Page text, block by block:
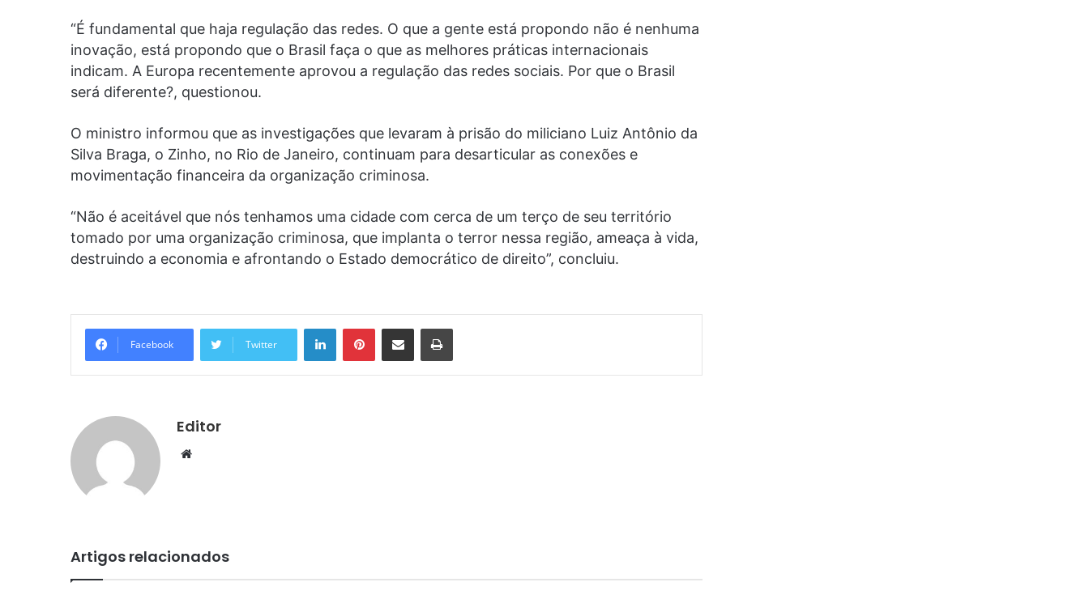
“É fundamental que haja regulação das redes. O que a gente está propondo não é nenhuma
inovação, está propondo que o Brasil faça o que as melhores práticas internacionais
indicam. A Europa recentemente aprovou a regulação das redes sociais. Por que o Brasil
será diferente?, questionou.
O ministro informou que as investigações que levaram à prisão do miliciano Luiz Antônio da
Silva Braga, o Zinho, no Rio de Janeiro, continuam para desarticular as conexões e
movimentação financeira da organização criminosa.
“Não é aceitável que nós tenhamos uma cidade com cerca de um terço de seu território
tomado por uma organização criminosa, que implanta o terror nessa região, ameaça à vida,
destruindo a economia e afrontando o Estado democrático de direito”, concluiu.
Facebook Twitter
LinkedinPinterestCompartilhar via e-mail Imprimir
Editor
Website
Artigos relacionados